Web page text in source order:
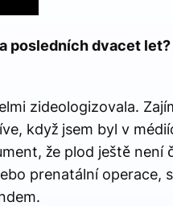
posledních dvacet
zideologizovala.
když jsem byl v
že plod ještě není
prenatální operace,